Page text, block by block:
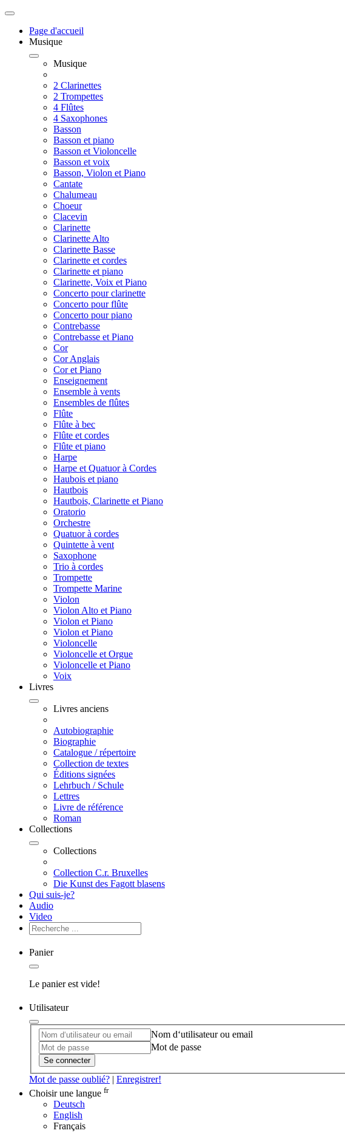
Page d'accueil
Musique
Musique
2 Clarinettes
2 Trompettes
4 Flûtes
4 Saxophones
Basson
Basson et piano
Basson et Violoncelle
Basson et voix
Basson, Violon et Piano
Cantate
Chalumeau
Choeur
Clacevin
Clarinette
Clarinette Alto
Clarinette Basse
Clarinette et cordes
Clarinette et piano
Clarinette, Voix et Piano
Concerto pour clarinette
Concerto pour flûte
Concerto pour piano
Contrebasse
Contrebasse et Piano
Cor
Cor Anglais
Cor et Piano
Enseignement
Ensemble à vents
Ensembles de flûtes
Flûte
Flûte à bec
Flûte et cordes
Flûte et piano
Harpe
Harpe et Quatuor à Cordes
Haubois et piano
Hautbois
Hautbois, Clarinette et Piano
Oratorio
Orchestre
Quatuor à cordes
Quintette à vent
Saxophone
Trio à cordes
Trompette
Trompette Marine
Violon
Violon Alto et Piano
Violon et Piano
Violon et Piano
Violoncelle
Violoncelle et Orgue
Violoncelle et Piano
Voix
Livres
Livres anciens
Autobiographie
Biographie
Catalogue / répertoire
Collection de textes
Éditions signées
Lehrbuch / Schule
Lettres
Livre de référence
Roman
Collections
Collections
Collection C.r. Bruxelles
Die Kunst des Fagott blasens
Qui suis-je?
Audio
Video
Panier
Le panier est vide!
Utilisateur
Nom d‘utilisateur ou email
Mot de passe
Se connecter
Mot de passe oublié? | Enregistrer!
Choisir une langue fr
Deutsch
English
Français